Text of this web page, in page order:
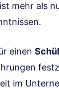
mehr als
einen
im